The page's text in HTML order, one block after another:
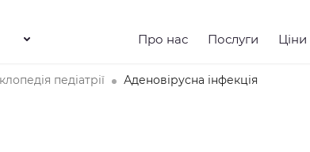
Про нас Послуги Ціни
педіатрії Аденовірусна інфекція